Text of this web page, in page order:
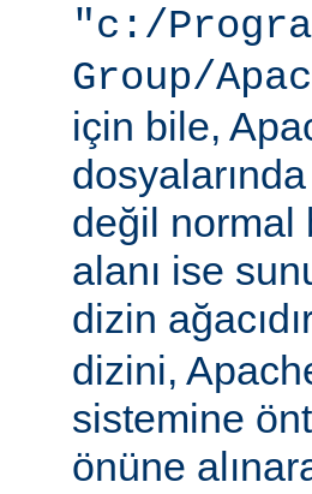
"c:/
Group/
için bile,
değil normal
alanı ise
dizin
dizini,
sistemine
önüne